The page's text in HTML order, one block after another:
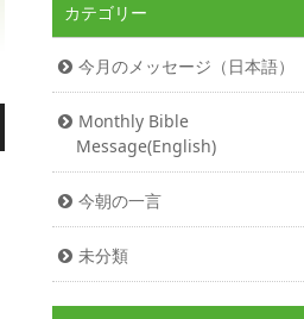
カテゴリー
今月のメッセージ（日本語）
Monthly Bible
Message(English)
今朝の一言
未分類